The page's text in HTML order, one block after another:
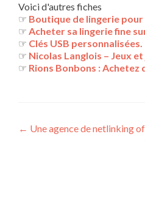
Voici d'autres fiches
☞ Boutique de lingerie
☞ Acheter sa lingerie fine
☞ Clés USB personnalisées.
☞ Nicolas Langlois – Jeux
☞ Rions Bonbons : Achetez
Navigation
← Une agence de netlinking